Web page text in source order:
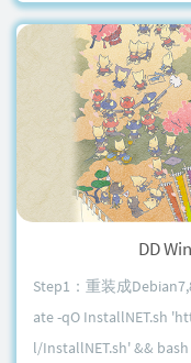
DD
Step1：重装成
ate -qO InstallNET.sh
l/InstallNET.sh' &&